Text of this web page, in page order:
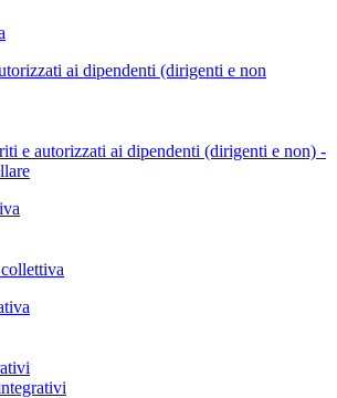
ai dipendenti (dirigenti e non
e autorizzati ai dipendenti (dirigenti e non) -